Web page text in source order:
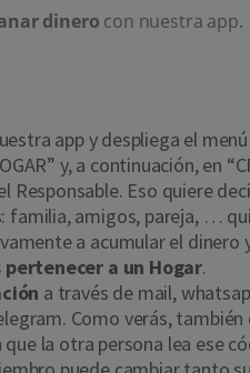
dinero con nuestra app.
app y despliega el
y, a continuación, en
Responsable. Eso quiere
familia, amigos, pareja, …
a acumular el dinero
a un Hogar.
a través de mail,
Como verás,
la otra persona lea ese